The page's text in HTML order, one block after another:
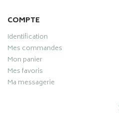
COMPTE
Identification
Mes commandes
Mon panier
Mes favoris
Ma messagerie